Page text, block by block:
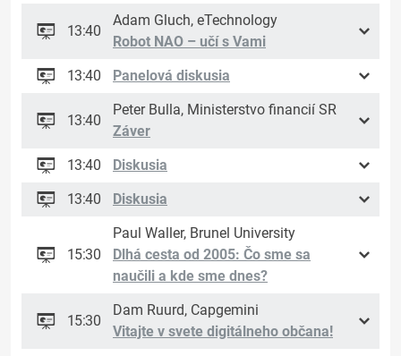
13:40
Adam Gluch, eTechnology
Robot NAO – učí s Vami
13:40
Panelová diskusia
13:40
Peter Bulla, Ministerstvo financií SR
Záver
13:40
Diskusia
13:40
Diskusia
15:30
Paul Waller, Brunel University
Dlhá cesta od 2005: Čo sme sa
naučili a kde sme dnes?
15:30
Dam Ruurd, Capgemini
Vitajte v svete digitálneho občana!